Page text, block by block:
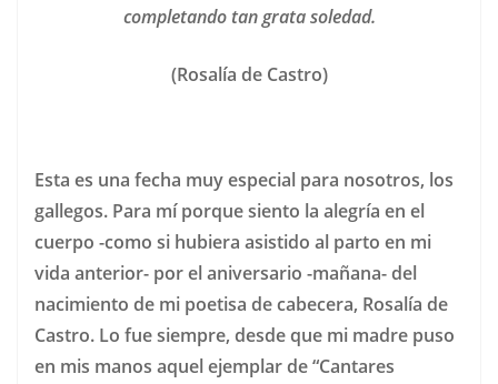
completando tan grata soledad.
(Rosalía de Castro)
Esta es una fecha muy especial para nosotros, los
gallegos. Para mí porque siento la alegría en el
cuerpo -como si hubiera asistido al parto en mi
vida anterior- por el aniversario -mañana- del
nacimiento de mi poetisa de cabecera, Rosalía de
Castro. Lo fue siempre, desde que mi madre puso
en mis manos aquel ejemplar de “Cantares